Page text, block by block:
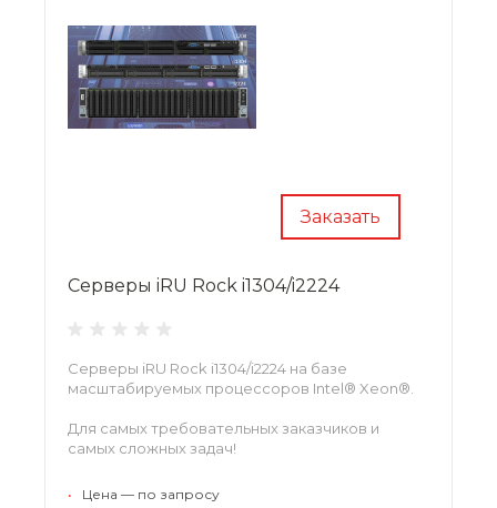
Заказать
Серверы iRU Rock i1304/i2224
Серверы iRU Rock i1304/i2224 на базе
масштабируемых процессоров Intel® Xeon®.
Для самых требовательных заказчиков и
самых сложных задач!
• Цена — по запросу